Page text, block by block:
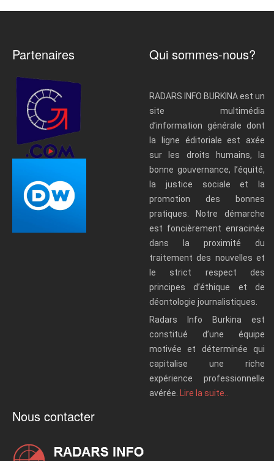
Partenaires Qui sommes-nous?
RADARS INFO BURKINA est un
site multimédia
d’information générale dont
la ligne éditoriale est axée
sur les droits humains, la
bonne gouvernance, l’équité,
la justice sociale et la
promotion des bonnes
pratiques. Notre démarche
est foncièrement enracinée
dans la proximité du
traitement des nouvelles et
le strict respect des
principes d’éthique et de
déontologie journalistiques.
Radars Info Burkina est
constitué d’une équipe
motivée et déterminée qui
capitalise une riche
expérience professionnelle
avérée. Lire la suite..
Nous contacter